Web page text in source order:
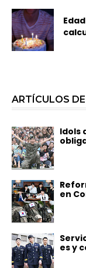
ARTÍCULOS
Idols
en
es y